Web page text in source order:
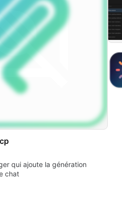
qui ajoute la génération
chat